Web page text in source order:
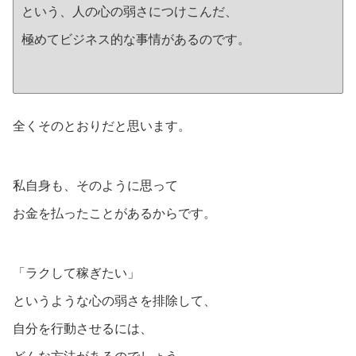
という、人の心の弱さにつけこんだ、
極めてビジネス的な事情があるのです。
全くそのとおりだと思います。
私自身も、そのように思って
お金を払ったことがあるからです。
「ラクして稼ぎたい」
というような心の弱さを排除して、
自分を行動させるには、